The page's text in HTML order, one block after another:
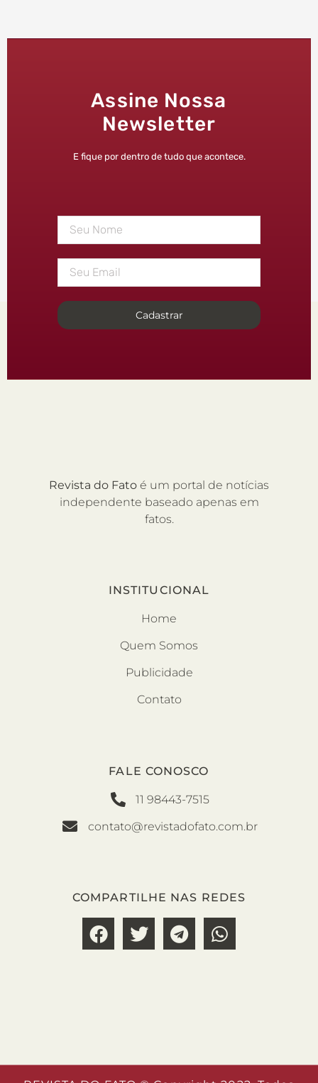
Assine Nossa
Newsletter
E fique por dentro de tudo que acontece.
Cadastrar
Revista do Fato é um portal de notícias
independente baseado apenas em
fatos.
INSTITUCIONAL
Home
Quem Somos
Publicidade
Contato
FALE CONOSCO
11 98443-7515
contato@revistadofato.com.br
COMPARTILHE NAS REDES